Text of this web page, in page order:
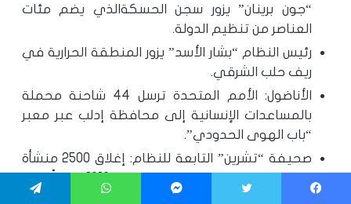
“جون برينان” يزور سجن الحسكةالذي يضم مئات
العناصر من تنظيم الدولة.
رئيس النظام “بشار الأسد” يزور المنطقة الحرارية في
ريف حلب الشرقي.
الأناضول: الأمم المتحدة ترسل 44 شاحنة محملة
بالمساعدات الإنسانية إلى محافظة إدلب عبر معبر
“باب الهوى الحدودي”.
صحيفة “تشرين” التابعة للنظام: إغلاق 2500 منشأة
القضاء بسبب “مخالفة القوانين”.